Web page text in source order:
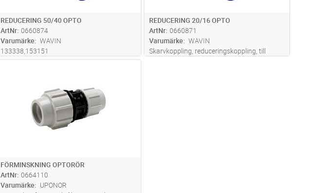
REDUCERING 50/40 OPTO
ArtNr 0660874
Varumärke
WAVIN
133338,153151
REDUCERING 20/16 OPTO
ArtNr 0660871
Varumärke
WAVIN
Skarvkoppling, reduceringskoppling, till
FÖRMINSKNING OPTORÖR
ArtNr 0664110
Varumärke
UPONOR